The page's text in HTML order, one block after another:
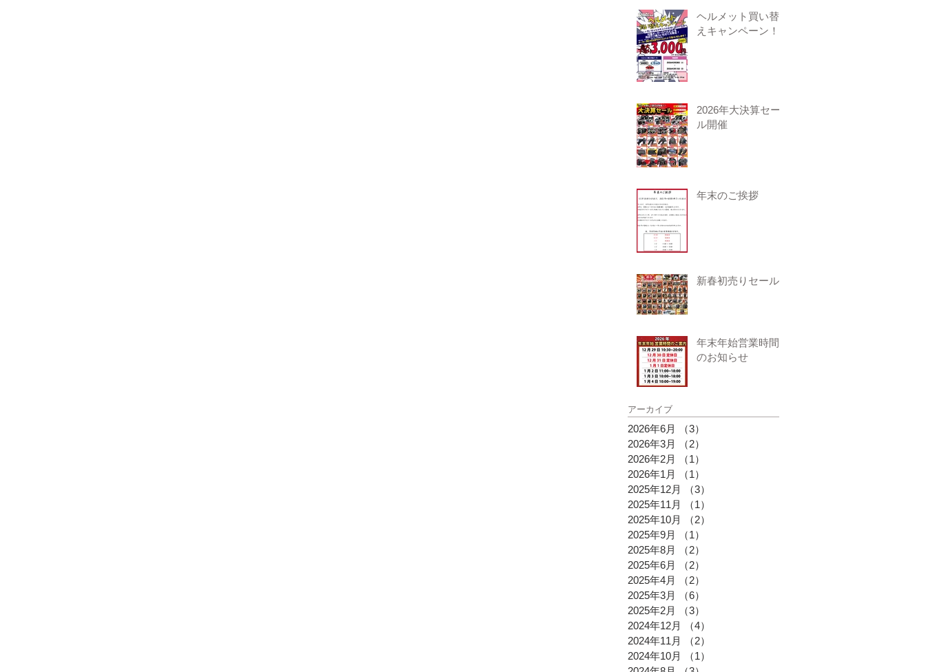
ヘルメット買い替
えキャンペーン！
2026年大決算セー
ル開催
年末のご挨拶
新春初売りセール
年末年始営業時間
のお知らせ
アーカイブ
2026年6月 （3）
2026年3月
（2）
2026年2月
（1）
2026年1月
（1）
2025年12月
（3）
2025年11月
（1）
2025年10月
（2）
2025年9月
（1）
2025年8月
（2）
2025年6月
（2）
2025年4月
（2）
2025年3月
（6）
2025年2月
（3）
2024年12月
（4）
2024年11月
（2）
2024年10月
（1）